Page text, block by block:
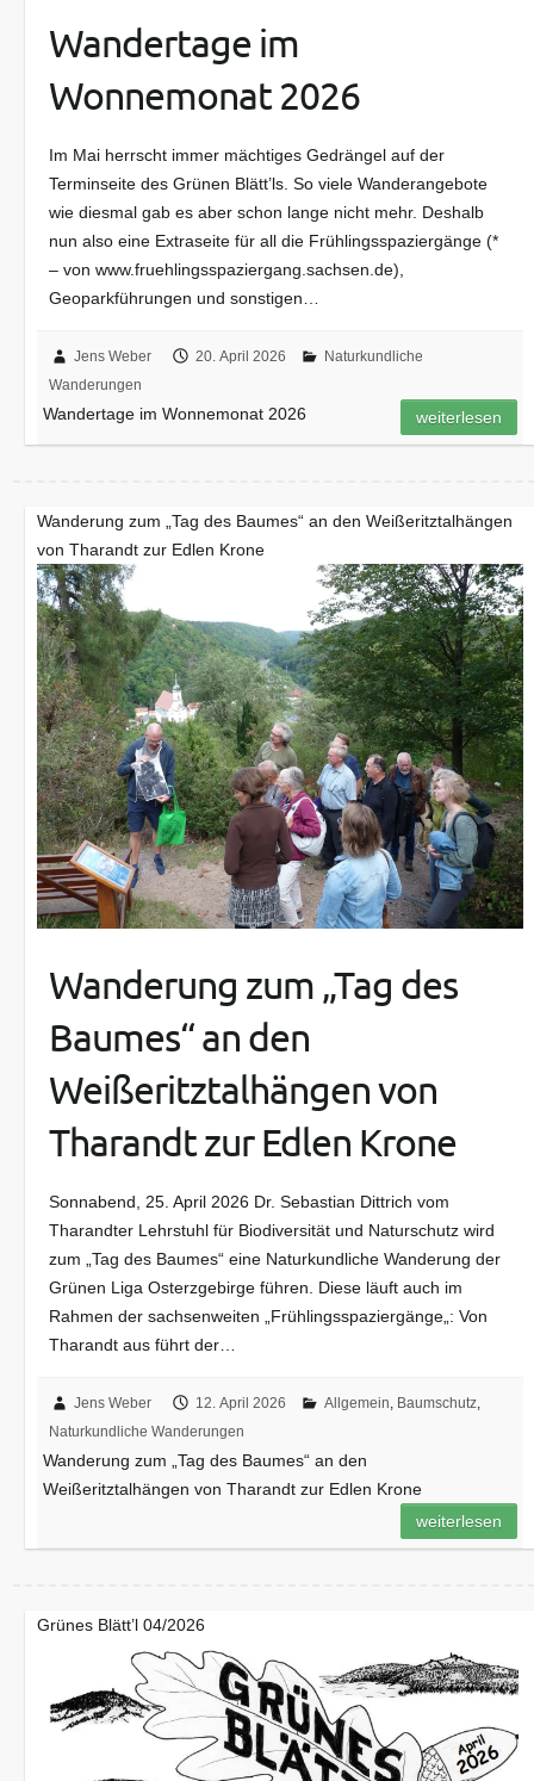
Wandertage im
Wonnemonat 2026
Im Mai herrscht immer mächtiges Gedrängel auf der
Terminseite des Grünen Blätt’ls. So viele Wanderangebote
wie diesmal gab es aber schon lange nicht mehr. Deshalb
nun also eine Extraseite für all die Frühlingsspaziergänge (*
– von www.fruehlingsspaziergang.sachsen.de),
Geoparkführungen und sonstigen…
Jens Weber 20. April 2026
Naturkundliche
Wanderungen
Wandertage im Wonnemonat 2026 weiterlesen
Wanderung zum „Tag des Baumes“ an den Weißeritztalhängen
von Tharandt zur Edlen Krone
Wanderung zum „Tag des
Baumes“ an den
Weißeritztalhängen von
Tharandt zur Edlen Krone
Sonnabend, 25. April 2026 Dr. Sebastian Dittrich vom
Tharandter Lehrstuhl für Biodiversität und Naturschutz wird
zum „Tag des Baumes“ eine Naturkundliche Wanderung der
Grünen Liga Osterzgebirge führen. Diese läuft auch im
Rahmen der sachsenweiten „Frühlingsspaziergänge„: Von
Tharandt aus führt der…
Jens Weber 12. April 2026 Allgemein, Baumschutz,
Naturkundliche Wanderungen
Wanderung zum „Tag des Baumes“ an den
Weißeritztalhängen von Tharandt zur Edlen Krone
weiterlesen
Grünes Blätt’l 04/2026